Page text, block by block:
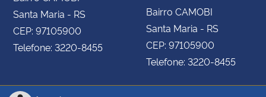
Santa Maria - RS
CEP: 97105900
Telefone: 3220-8455
Bairro CAMOBI
Santa Maria - RS
CEP: 97105900
Telefone: 3220-8455